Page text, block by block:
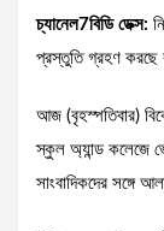
চ্যানেল7বিডি ডেক্স:
প্রস্তুতি গ্রহণ করছে
আজ (বৃহস্পতিবার)
স্কুল অ্যান্ড কলেজে
সাংবাদিকদের সঙ্গে